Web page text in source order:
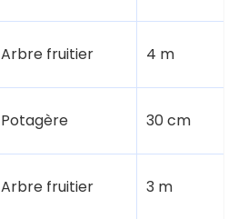
Arbre fruitier 4 m
Potagère 30 cm
Arbre fruitier 3 m